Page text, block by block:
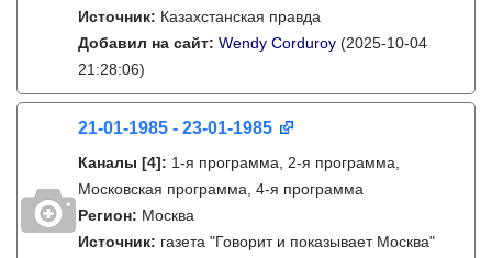
Источник: Казахстанская правда
Добавил на сайт: Wendy Corduroy (2025-10-04
21:28:06)
21-01-1985 - 23-01-1985
Каналы [4]: 1-я программа, 2-я программа,
Московская программа, 4-я программа
Регион: Москва
Источник: газета "Говорит и показывает Москва"